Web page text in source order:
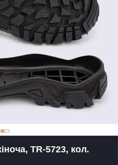
TR-5723, кол.